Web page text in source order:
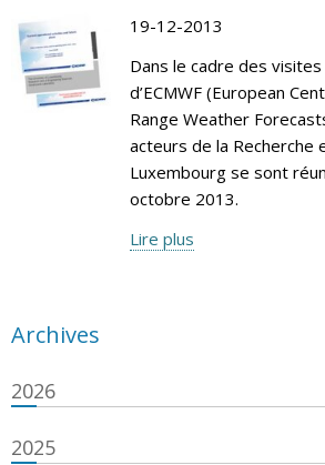
19-12-2013
Dans le cadre des
d’ECMWF (European
Range Weather
acteurs de la Recherche
Luxembourg se sont
octobre 2013.
Lire plus
Archives
2026
2025